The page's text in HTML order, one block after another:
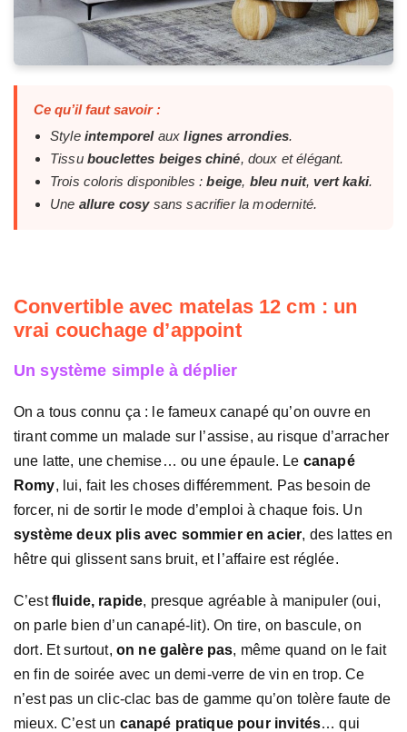
Ce qu’il faut savoir :
Style intemporelauxlignes arrondies.
Tissu bouclettes beiges chiné, doux et élégant.
Trois coloris disponibles :beige, bleu nuit, vert kaki.
Une allure cosysans sacrifier la modernité.
Convertible avec matelas 12 cm : un
vrai couchage d’appoint
Un système simple à déplier
On a tous connu ça : le fameux canapé qu’on ouvre en
tirant comme un malade sur l’assise, au risque d’arracher
une latte, une chemise… ou une épaule. Le canapé
Romy, lui, fait les choses différemment. Pas besoin de
forcer, ni de sortir le mode d’emploi à chaque fois. Un
système deux plis avec sommier en acier, des lattes en
hêtre qui glissent sans bruit, et l’affaire est réglée.
C’estfluide, rapide, presque agréable à manipuler (oui,
on parle bien d’un canapé-lit). On tire, on bascule, on
dort. Et surtout, on ne galère pas, même quand on le fait
en fin de soirée avec un demi-verre de vin en trop. Ce
n’est pas un clic-clac bas de gamme qu’on tolère faute de
mieux. C’est un canapé pratique pour invités… qui